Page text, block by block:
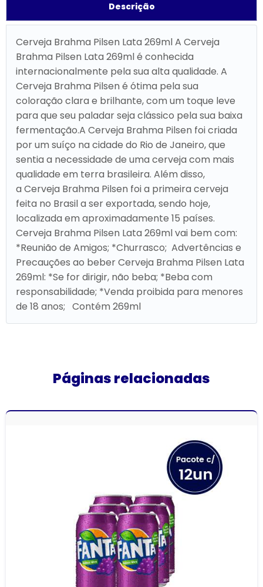
Descrição
Cerveja Brahma Pilsen Lata 269ml A Cerveja
Brahma Pilsen Lata 269ml é conhecida
internacionalmente pela sua alta qualidade. A
Cerveja Brahma Pilsen é ótima pela sua
coloração clara e brilhante, com um toque leve
para que seu paladar seja clássico pela sua baixa
fermentação.A Cerveja Brahma Pilsen foi criada
por um suíço na cidade do Rio de Janeiro, que
sentia a necessidade de uma cerveja com mais
qualidade em terra brasileira. Além disso,
a Cerveja Brahma Pilsen foi a primeira cerveja
feita no Brasil a ser exportada, sendo hoje,
localizada em aproximadamente 15 países.
Cerveja Brahma Pilsen Lata 269ml vai bem com:
*Reunião de Amigos; *Churrasco; Advertências e
Precauções ao beber Cerveja Brahma Pilsen Lata
269ml: *Se for dirigir, não beba; *Beba com
responsabilidade; *Venda proibida para menores
de 18 anos; Contém 269ml
Páginas relacionadas